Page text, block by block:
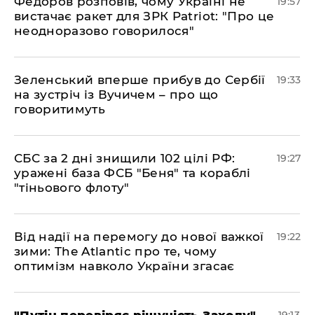
вистачає ракет для ЗРК Patriot: "Про це
неодноразово говорилося"
​Зеленський вперше прибув до Сербії
на зустріч із Вучичем – про що
говоритимуть
19:33
​СБС за 2 дні знищили 102 цілі РФ:
уражені база ФСБ "Беня" та кораблі
"тіньового флоту"
19:27
​Від надії на перемогу до нової важкої
зими: The Atlantic про те, чому
оптимізм навколо України згасає
19:22